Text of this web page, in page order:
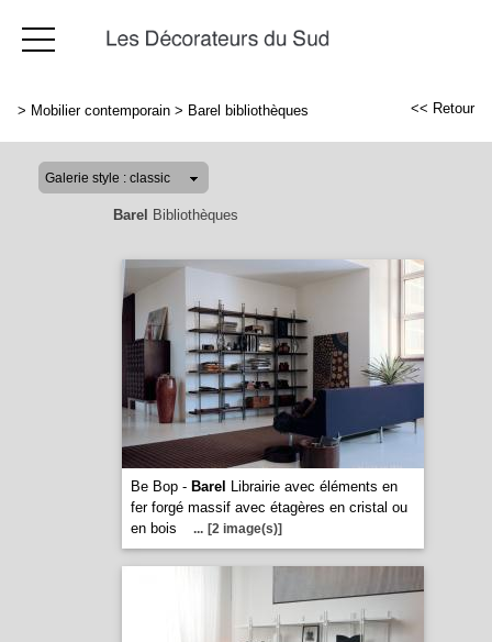
> Mobilier contemporain > Barel bibliothèques << Retour
Barel Bibliothèques
Be Bop - Barel
Librairie avec éléments en
fer forgé massif avec étagères en cristal ou
en bois
... [2 image(s)]